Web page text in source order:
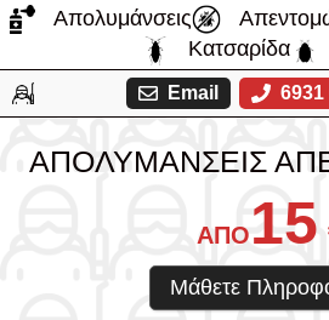
Μετάβαση
περιεχόμενο
Απολυμάνσεις
Κατσαρίδα
Email 6931
ΑΠΟΛΥΜΑΝΣΕΙΣ
ΑΠΟ15
Μάθετε